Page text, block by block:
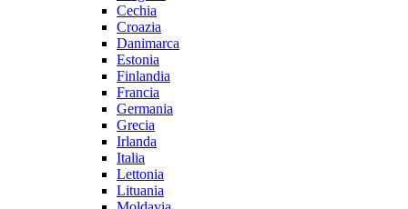
Cechia
Croazia
Danimarca
Estonia
Finlandia
Francia
Germania
Grecia
Irlanda
Italia
Lettonia
Lituania